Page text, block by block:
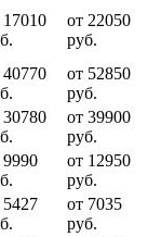
17010
от 22050
руб.
40770
от 52850
руб.
30780
от 39900
руб.
9990
от 12950
руб.
5427
от 7035
руб.